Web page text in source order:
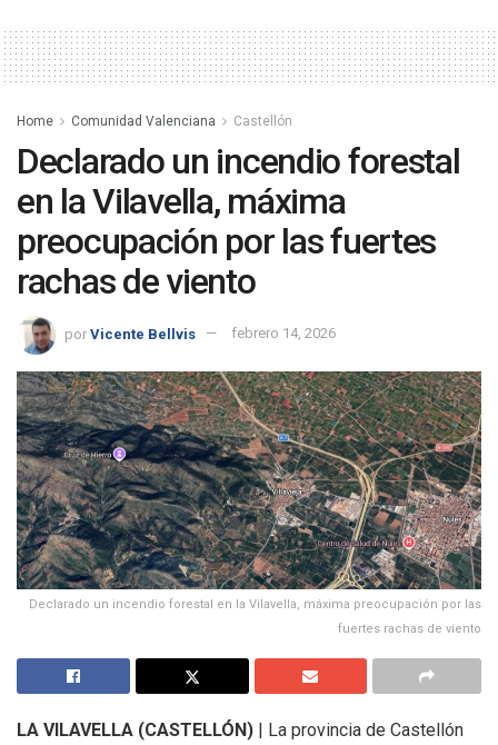
Home Comunidad Valenciana Castellón
Declarado un incendio forestal
en la Vilavella, máxima
preocupación por las fuertes
rachas de viento
por Vicente Bellvis febrero 14, 2026
Declarado un incendio forestal en la Vilavella, máxima preocupación por las
fuertes rachas de viento
LA VILAVELLA (CASTELLÓN) | La provincia de Castellón